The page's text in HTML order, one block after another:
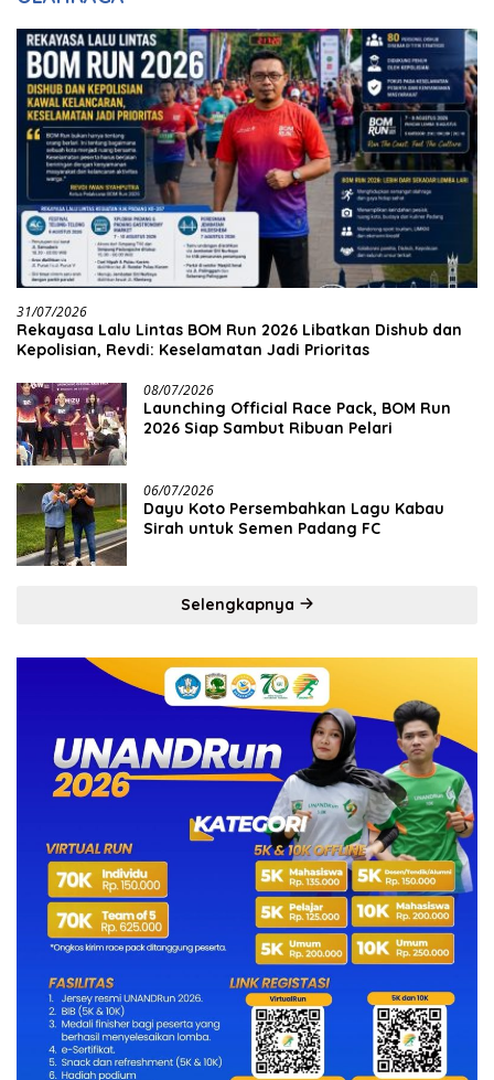
31/07/2026
Rekayasa Lalu Lintas BOM Run 2026 Libatkan Dishub dan
Kepolisian, Revdi: Keselamatan Jadi Prioritas
08/07/2026
Launching Official Race Pack, BOM Run
2026 Siap Sambut Ribuan Pelari
06/07/2026
Dayu Koto Persembahkan Lagu Kabau
Sirah untuk Semen Padang FC
Selengkapnya